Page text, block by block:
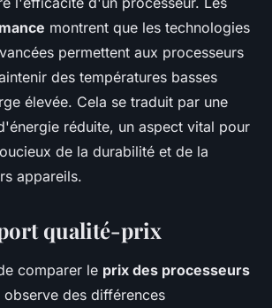
montrent que les technologies
permettent aux processeurs
des températures basses
élevée. Cela se traduit par une
réduite, un aspect vital pour
de la durabilité et de la
appareils.
qualité-prix
comparer le prix des processeurs
observe des différences